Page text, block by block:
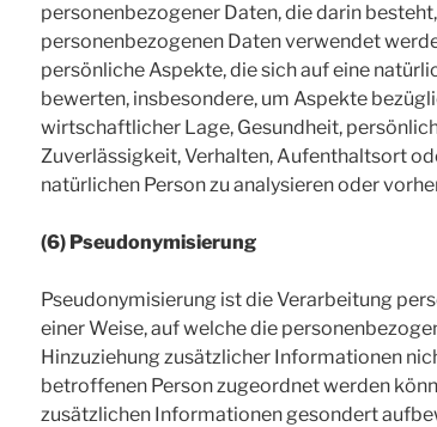
personenbezogener Daten, die darin
personenbezogenen Daten verwendet
persönliche Aspekte, die sich auf eine
bewerten, insbesondere, um Aspekte
wirtschaftlicher Lage, Gesundheit,
Zuverlässigkeit, Verhalten, Aufenthaltsort
natürlichen Person zu analysieren oder
(6) Pseudonymisierung
Pseudonymisierung ist die Verarbeitung
einer Weise, auf welche die
Hinzuziehung zusätzlicher Informationen
betroffenen Person zugeordnet werden
zusätzlichen Informationen gesondert